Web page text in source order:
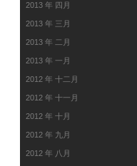
2013 年 四月
2013 年 三月
2013 年 二月
2013 年 一月
2012 年 十二月
2012 年 十一月
2012 年 十月
2012 年 九月
2012 年 八月